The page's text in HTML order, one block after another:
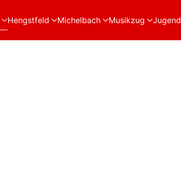
Hengstfeld Michelbach Musikzug Jugend